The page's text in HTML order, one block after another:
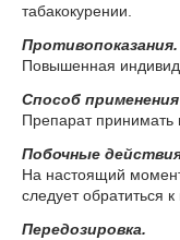
табакокурении.
Противопоказания.
Повышенная
Спо­соб
Препарат принимать
По­боч­ные
На настоящий
следует обратиться к
Пе­ре­до­зи­ров­ка.